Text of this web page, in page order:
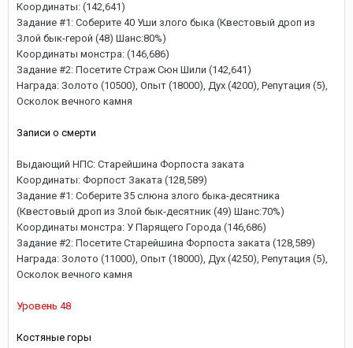
Координаты: (142,641)
Задание #1: Соберите 40 Уши злого быка (Квестовый дроп из
Злой бык-герой (48) Шанс:80%)
Координаты монстра: (146,686)
Задание #2: Посетите Страж Сюн Шили (142,641)
Награда: Золото (10500), Опыт (18000), Дух (4200), Репутация (5),
Осколок вечного камня
Записи о смерти
Выдающий НПС: Старейшина Форпоста заката
Координаты: Форпост Заката (128,589)
Задание #1: Соберите 35 слюна злого быка-десятника
(Квестовый дроп из Злой бык-десятник (49) Шанс:70%)
Координаты монстра: У Парящего Города (146,686)
Задание #2: Посетите Старейшина Форпоста заката (128,589)
Награда: Золото (11000), Опыт (18000), Дух (4250), Репутация (5),
Осколок вечного камня
Уровень 48
Костяные горы